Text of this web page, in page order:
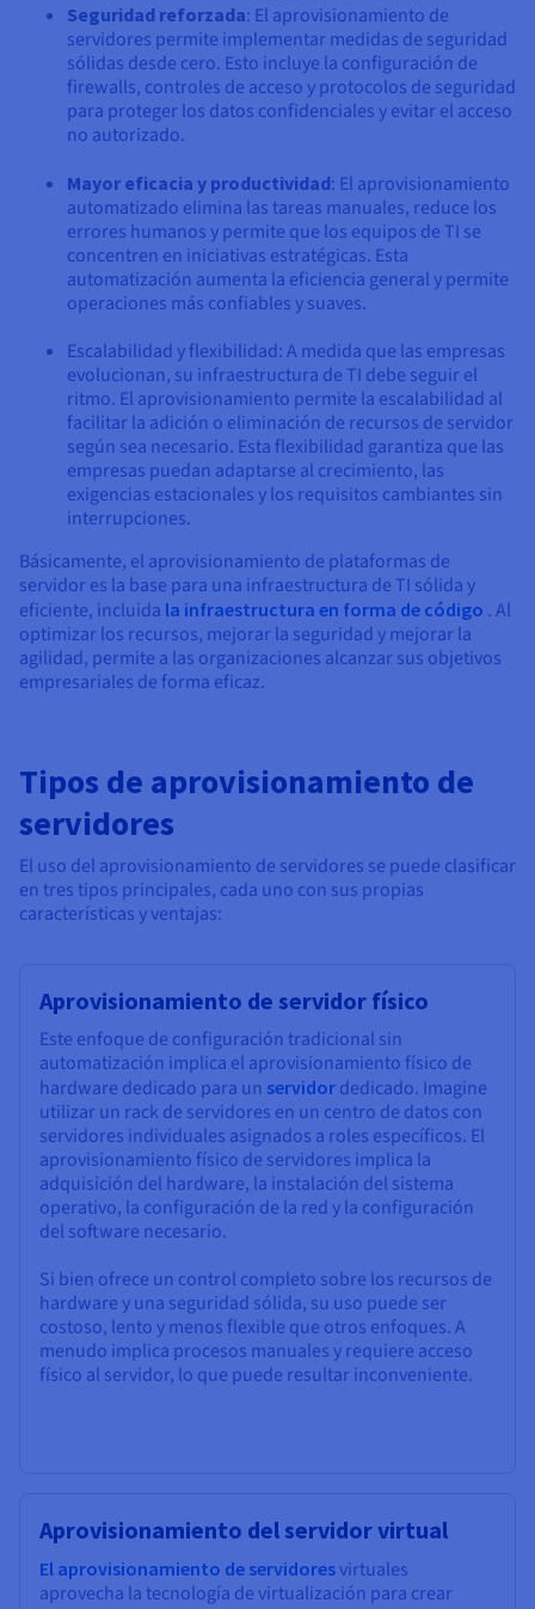
Seguridad reforzada: El aprovisionamiento de
servidores permite implementar medidas de seguridad
sólidas desde cero. Esto incluye la configuración de
firewalls, controles de acceso y protocolos de seguridad
para proteger los datos confidenciales y evitar el acceso
no autorizado.
Mayor eficacia y productividad: El aprovisionamiento
automatizado elimina las tareas manuales, reduce los
errores humanos y permite que los equipos de TI se
concentren en iniciativas estratégicas. Esta
automatización aumenta la eficiencia general y permite
operaciones más confiables y suaves.
Escalabilidad y flexibilidad: A medida que las empresas
evolucionan, su infraestructura de TI debe seguir el
ritmo. El aprovisionamiento permite la escalabilidad al
facilitar la adición o eliminación de recursos de servidor
según sea necesario. Esta flexibilidad garantiza que las
empresas puedan adaptarse al crecimiento, las
exigencias estacionales y los requisitos cambiantes sin
interrupciones.
Básicamente, el aprovisionamiento de plataformas de
servidor es la base para una infraestructura de TI sólida y
eficiente, incluida la infraestructura en forma de código . Al
optimizar los recursos, mejorar la seguridad y mejorar la
agilidad, permite a las organizaciones alcanzar sus objetivos
empresariales de forma eficaz.
Tipos de aprovisionamiento de
servidores
El uso del aprovisionamiento de servidores se puede clasificar
en tres tipos principales, cada uno con sus propias
características y ventajas:
Aprovisionamiento de servidor físico
Este enfoque de configuración tradicional sin
automatización implica el aprovisionamiento físico de
hardware dedicado para un servidor dedicado. Imagine
utilizar un rack de servidores en un centro de datos con
servidores individuales asignados a roles específicos. El
aprovisionamiento físico de servidores implica la
adquisición del hardware, la instalación del sistema
operativo, la configuración de la red y la configuración
del software necesario.
Si bien ofrece un control completo sobre los recursos de
hardware y una seguridad sólida, su uso puede ser
costoso, lento y menos flexible que otros enfoques. A
menudo implica procesos manuales y requiere acceso
físico al servidor, lo que puede resultar inconveniente.
Aprovisionamiento del servidor virtual
El aprovisionamiento de servidoresvirtuales
aprovecha la tecnología de virtualización para crear